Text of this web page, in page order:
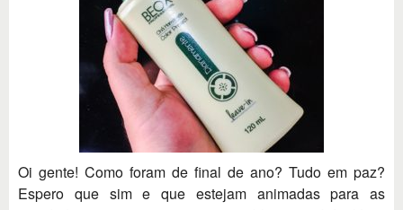
Oi gente! Como foram de final de ano? Tudo em paz?
Espero que sim e que estejam animadas para as